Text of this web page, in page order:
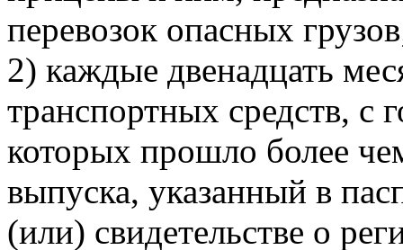
перевозок опасных
2) каждые двенадцать
транспортных средств, с
которых прошло более
выпуска, указанный в
(или) свидетельстве о